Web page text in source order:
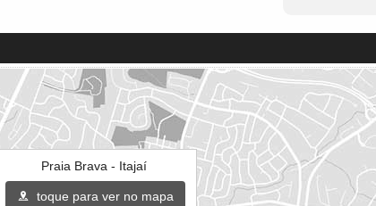
Praia Brava - Itajaí
toque para ver no mapa